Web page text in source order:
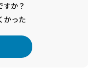
か？
かった